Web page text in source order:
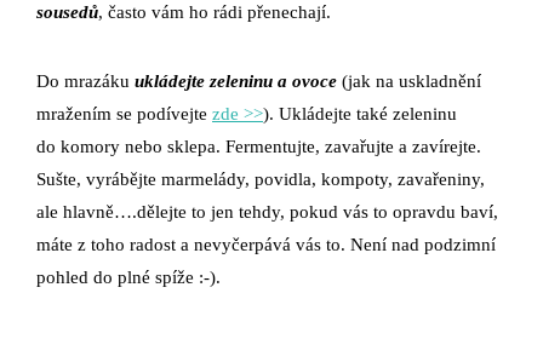
sousedů, často vám ho rádi přenechají.
Do mrazáku ukládejte zeleninu a ovoce (jak na uskladnění
mražením se podívejte zde >>). Ukládejte také zeleninu
do komory nebo sklepa. Fermentujte, zavařujte a zavírejte.
Sušte, vyrábějte marmelády, povidla, kompoty, zavařeniny,
ale hlavně….dělejte to jen tehdy, pokud vás to opravdu baví,
máte z toho radost a nevyčerpává vás to. Není nad podzimní
pohled do plné spíže :-).